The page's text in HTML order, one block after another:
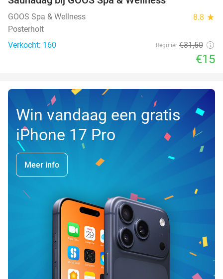
TODAY
GOOS Spa & Wellness 8.8 star
Posterholt
Verkocht: 160
Regulier €31,50
€15
Win vandaag een gratis
iPhone 17 Pro
Meer info